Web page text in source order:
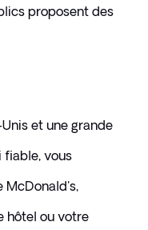
proposent des
et une grande
fiable, vous
McDonald's,
hôtel ou votre